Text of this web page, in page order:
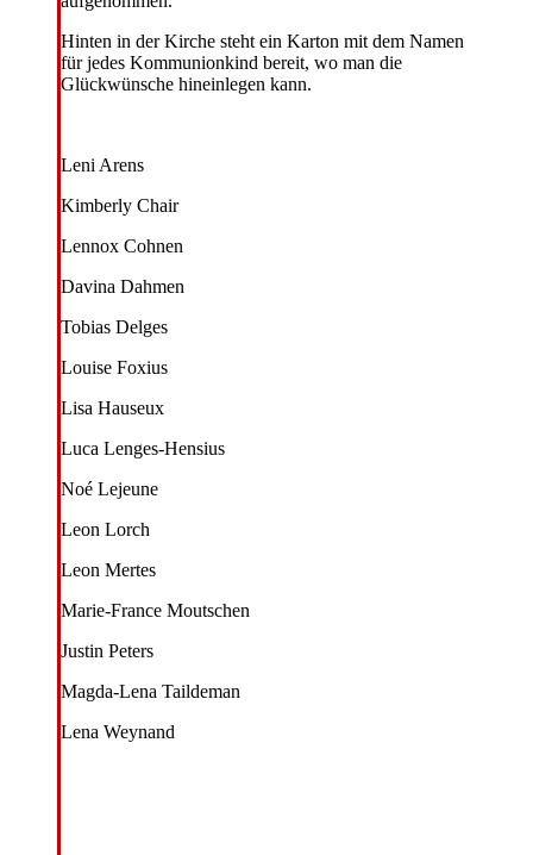
Hinten in der Kirche steht ein Karton mit dem Namen
für jedes Kommunionkind bereit, wo man die
Glückwünsche hineinlegen kann.
Leni Arens
Kimberly Chair
Lennox Cohnen
Davina Dahmen
Tobias Delges
Louise Foxius
Lisa Hauseux
Luca Lenges-Hensius
Noé Lejeune
Leon Lorch
Leon Mertes
Marie-France Moutschen
Justin Peters
Magda-Lena Taildeman
Lena Weynand